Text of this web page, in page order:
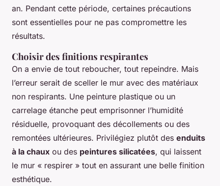
an. Pendant cette période, certaines précautions
sont essentielles pour ne pas compromettre les
résultats.
Choisir des finitions respirantes
On a envie de tout reboucher, tout repeindre. Mais
l’erreur serait de sceller le mur avec des matériaux
non respirants. Une peinture plastique ou un
carrelage étanche peut emprisonner l’humidité
résiduelle, provoquant des décollements ou des
remontées ultérieures. Privilégiez plutôt des enduits
à la chaux ou des peintures silicatées, qui laissent
le mur « respirer » tout en assurant une belle finition
esthétique.